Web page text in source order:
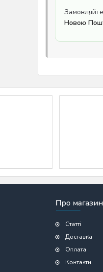
Замовляйте
Новою
Про магазин
Статті
Доставка
Оплата
Контакти